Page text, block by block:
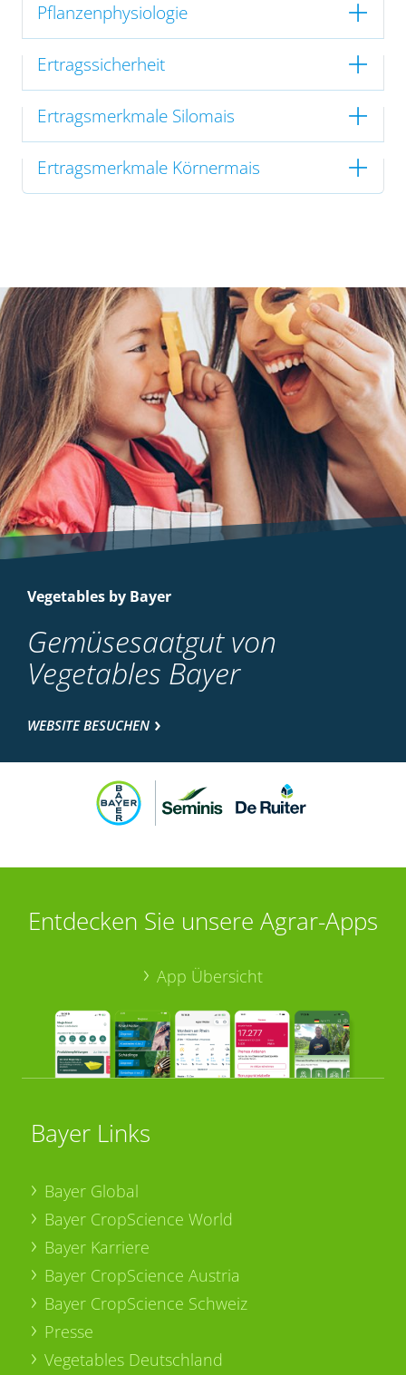
Pflanzenphysiologie
Ertragssicherheit
Ertragsmerkmale Silomais
Ertragsmerkmale Körnermais
Vegetables by Bayer
Gemüsesaatgut von
Vegetables Bayer
WEBSITE BESUCHEN
Entdecken Sie unsere Agrar-Apps
App Übersicht
Bayer Links
Bayer Global
Bayer CropScience World
Bayer Karriere
Bayer CropScience Austria
Bayer CropScience Schweiz
Presse
Vegetables Deutschland